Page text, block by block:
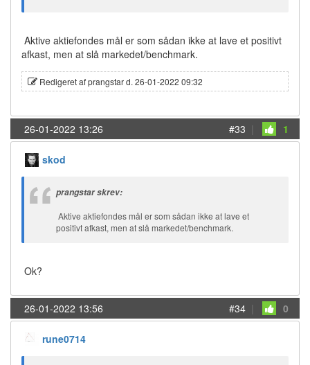
Aktive aktiefondes mål er som sådan ikke at lave et positivt
afkast, men at slå markedet/benchmark.
Redigeret af prangstar d. 26-01-2022 09:32
26-01-2022 13:26 #33 | 1
skod
prangstar skrev:
Aktive aktiefondes mål er som sådan ikke at lave et
positivt afkast, men at slå markedet/benchmark.
Ok?
26-01-2022 13:56 #34 | 0
rune0714